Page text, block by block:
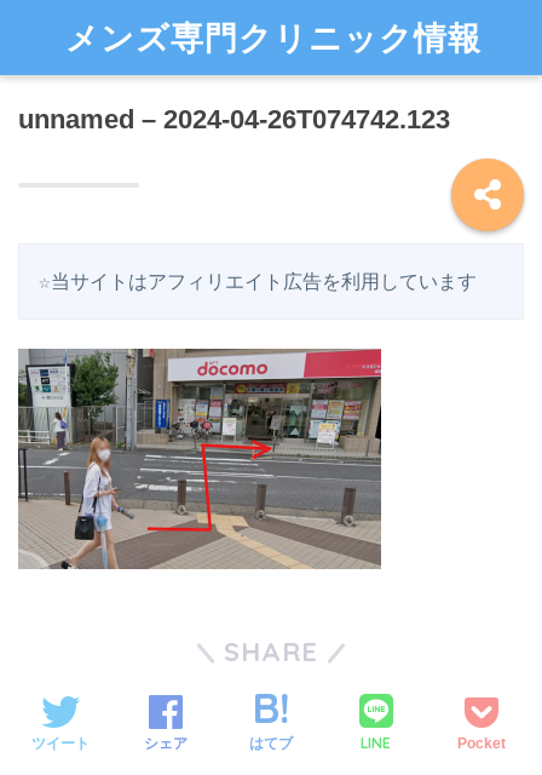
メンズ専門クリニック情報
unnamed – 2024-04-26T074742.123
☆当サイトはアフィリエイト広告を利用しています
SHARE
ツイート シェア はてブ LINE Pocket